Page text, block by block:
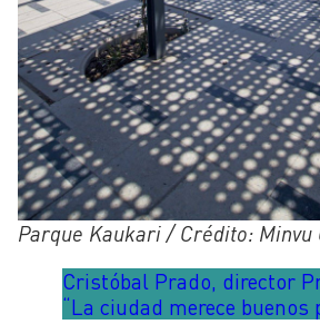
Parque Kaukari / Crédito: Minvu
Cristóbal Prado, director
“La ciudad merece buenos